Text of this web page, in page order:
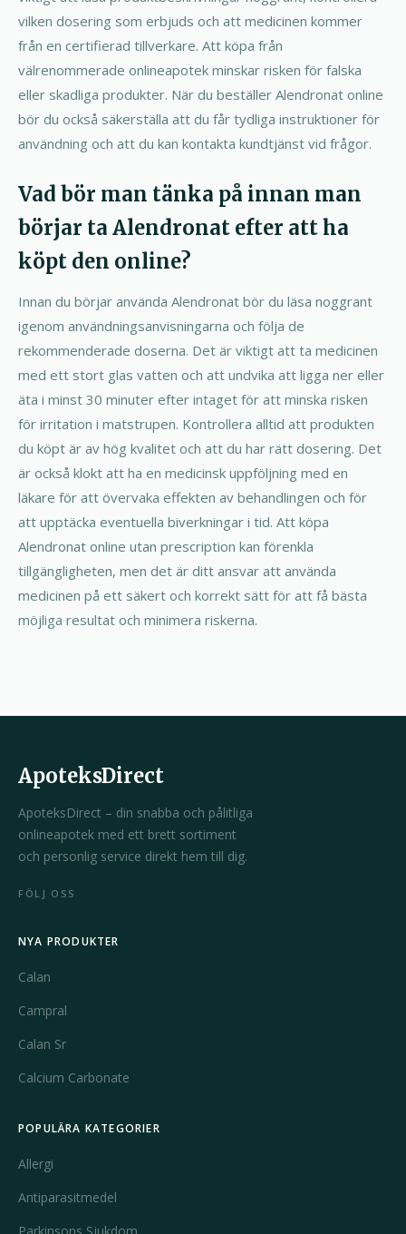
vilken dosering som erbjuds och att medicinen kommer
från en certifierad tillverkare. Att köpa från
välrenommerade onlineapotek minskar risken för falska
eller skadliga produkter. När du beställer Alendronat online
bör du också säkerställa att du får tydliga instruktioner för
användning och att du kan kontakta kundtjänst vid frågor.
Vad bör man tänka på innan man
börjar ta Alendronat efter att ha
köpt den online?
Innan du börjar använda Alendronat bör du läsa noggrant
igenom användningsanvisningarna och följa de
rekommenderade doserna. Det är viktigt att ta medicinen
med ett stort glas vatten och att undvika att ligga ner eller
äta i minst 30 minuter efter intaget för att minska risken
för irritation i matstrupen. Kontrollera alltid att produkten
du köpt är av hög kvalitet och att du har rätt dosering. Det
är också klokt att ha en medicinsk uppföljning med en
läkare för att övervaka effekten av behandlingen och för
att upptäcka eventuella biverkningar i tid. Att köpa
Alendronat online utan prescription kan förenkla
tillgängligheten, men det är ditt ansvar att använda
medicinen på ett säkert och korrekt sätt för att få bästa
möjliga resultat och minimera riskerna.
ApoteksDirect
ApoteksDirect – din snabba och pålitliga
onlineapotek med ett brett sortiment
och personlig service direkt hem till dig.
FÖLJ OSS
NYA PRODUKTER
Calan
Campral
Calan Sr
Calcium Carbonate
POPULÄRA KATEGORIER
Allergi
Antiparasitmedel